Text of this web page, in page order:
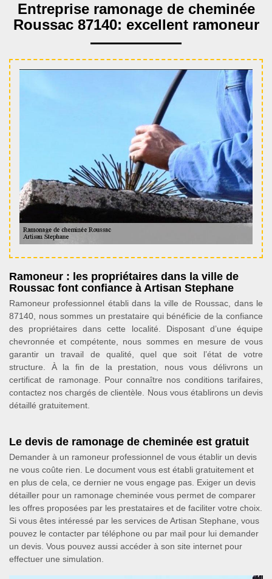
Entreprise ramonage de cheminée
Roussac 87140: excellent ramoneur
Ramoneur : les propriétaires dans la ville de
Roussac font confiance à Artisan Stephane
Ramoneur professionnel établi dans la ville de Roussac, dans le
87140, nous sommes un prestataire qui bénéficie de la confiance
des propriétaires dans cette localité. Disposant d’une équipe
chevronnée et compétente, nous sommes en mesure de vous
garantir un travail de qualité, quel que soit l’état de votre
structure. À la fin de la prestation, nous vous délivrons un
certificat de ramonage. Pour connaître nos conditions tarifaires,
contactez nos chargés de clientèle. Nous vous établirons un devis
détaillé gratuitement.
Le devis de ramonage de cheminée est gratuit
Demander à un ramoneur professionnel de vous établir un devis
ne vous coûte rien. Le document vous est établi gratuitement et
en plus de cela, ce dernier ne vous engage pas. Exiger un devis
détailler pour un ramonage cheminée vous permet de comparer
les offres proposées par les prestataires et de faciliter votre choix.
Si vous êtes intéressé par les services de Artisan Stephane, vous
pouvez le contacter par téléphone ou par mail pour lui demander
un devis. Vous pouvez aussi accéder à son site internet pour
effectuer une simulation.